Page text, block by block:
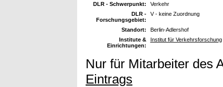
DLR - Schwerpunkt:
Verkehr
DLR -
Forschungsgebiet:
V - keine Zuordnung
Standort:
Berlin-Adlershof
Institute &
Einrichtungen:
Institut für Verkehrsforschung
Nur für Mitarbeiter des
Eintrags